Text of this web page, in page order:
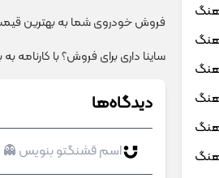
فروش خودروی شما به بهترین قیمت
ساینا داری برای فروش؟ با کارنامه
دیدگاه‌ها